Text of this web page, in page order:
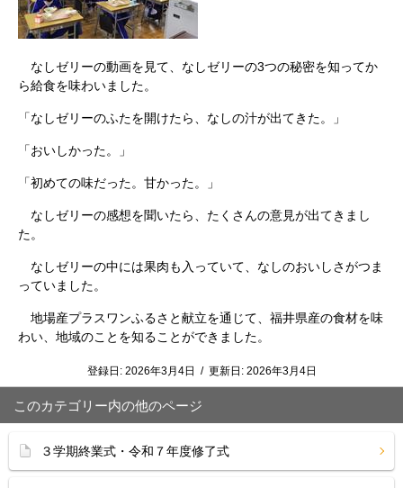
なしゼリーの動画を見て、なしゼリーの3つの秘密を知ってか
ら給食を味わいました。
「なしゼリーのふたを開けたら、なしの汁が出てきた。」
「おいしかった。」
「初めての味だった。甘かった。」
なしゼリーの感想を聞いたら、たくさんの意見が出てきまし
た。
なしゼリーの中には果肉も入っていて、なしのおいしさがつま
っていました。
地場産プラスワンふるさと献立を通じて、福井県産の食材を味
わい、地域のことを知ることができました。
登録日: 2026年3月4日 / 更新日: 2026年3月4日
このカテゴリー内の他のページ
３学期終業式・令和７年度修了式